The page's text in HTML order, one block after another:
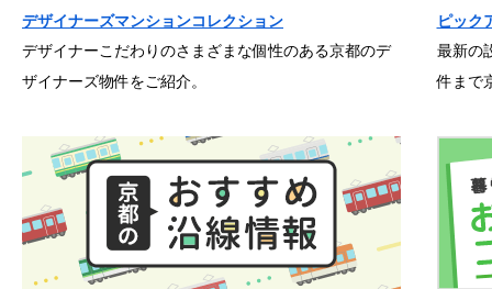
デザイナーズマンションコレクション
デザイナーこだわりのさまざまな個性のある京都のデ
ザイナーズ物件をご紹介。
ピック
最新の
件まで